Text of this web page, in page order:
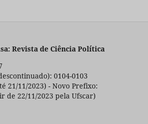
Revista de Ciência Política
0104-0103
21/11/2023) - Novo Prefixo:
de 22/11/2023 pela Ufscar)